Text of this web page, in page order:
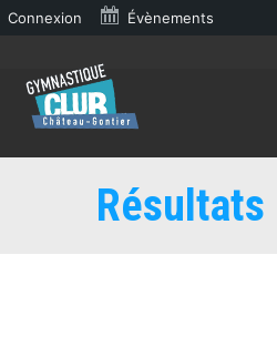
Résultats
Connexion Évènements